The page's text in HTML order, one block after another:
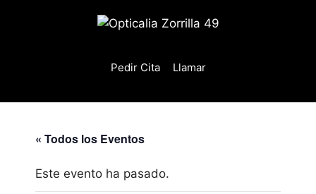
Pedir Cita Llamar
« Todos los Eventos
Este evento ha pasado.